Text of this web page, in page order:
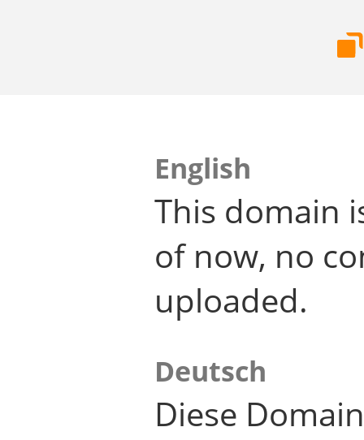
English
This domain
of now, no
uploaded.
Deutsch
Diese